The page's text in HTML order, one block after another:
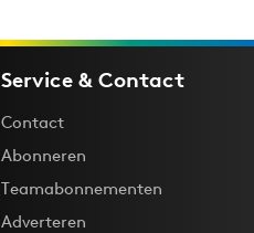
Service & Contact
Contact
Abonneren
Teamabonnementen
Adverteren